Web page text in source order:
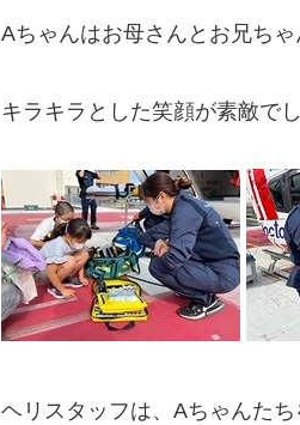
Aちゃんはお母さんとお兄ち
キラキラとした笑顔が素敵でし
ヘリスタッフは、Aちゃんた